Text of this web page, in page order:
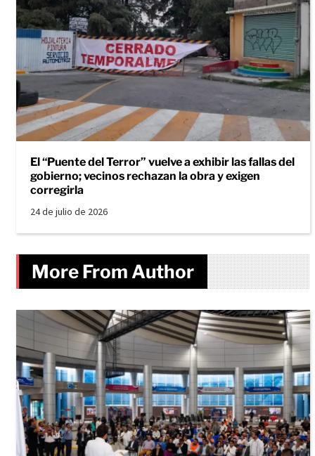
El “Puente del Terror” vuelve a exhibir las fallas del
gobierno; vecinos rechazan la obra y exigen
corregirla
24 de julio de 2026
More From Author